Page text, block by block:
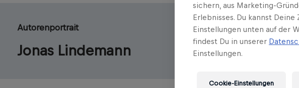
Autorenportrait
Jonas Lindemann
sichern, aus Marketing-
Erlebnisses. Du kannst
Einstellungen unten auf der
findest Du in unserer
Einstellungen.
Cookie-Einstellungen